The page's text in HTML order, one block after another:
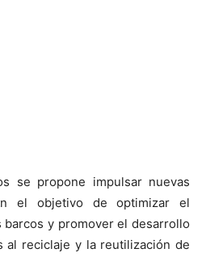
se propone impulsar nuevas
el objetivo de optimizar el
barcos y promover el desarrollo
al reciclaje y la reutilización de